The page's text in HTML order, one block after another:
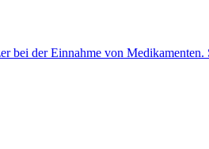
bei der Einnahme von